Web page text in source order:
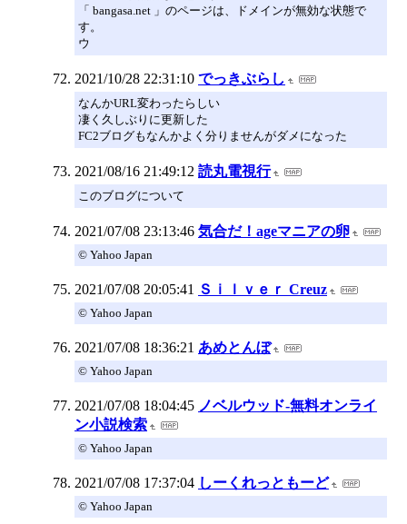
「 bangasa.net 」のページは、ドメインが無効な状態で
す。
ウ
2021/10/28 22:31:10 でっきぶらし
なんかURL変わったらしい
凄く久しぶりに更新した
FC2ブログもなんかよく分りませんがダメになった
2021/08/16 21:49:12 読丸電視行
このブログについて
2021/07/08 23:13:46 気合だ！ageマニアの卵
© Yahoo Japan
2021/07/08 20:05:41 Ｓｉｌｖｅｒ Creuz
© Yahoo Japan
2021/07/08 18:36:21 あめとんぼ
© Yahoo Japan
2021/07/08 18:04:45 ノベルウッド-無料オンライ
ン小説検索
© Yahoo Japan
2021/07/08 17:37:04 しーくれっともーど
© Yahoo Japan